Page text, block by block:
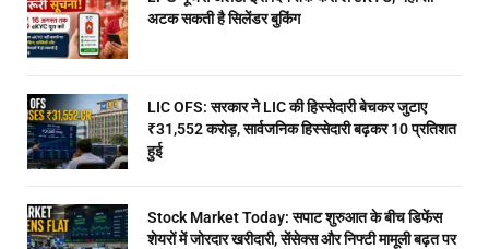
अटक सकती है सिलेंडर बुकिंग
LIC OFS: सरकार ने LIC की हिस्सेदारी बेचकर जुटाए
₹31,552 करोड़, सार्वजनिक हिस्सेदारी बढ़कर 10 प्रतिशत
हुई
Stock Market Today: सपाट शुरुआत के बीच डिफेंस
शेयरों में जोरदार खरीदारी, सेंसेक्स और निफ्टी मामूली बढ़त पर